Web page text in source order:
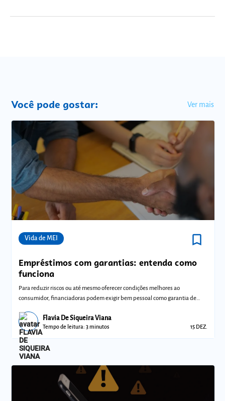
Você pode gostar: Ver mais
Vida de MEI bookmark_border
Empréstimos com garantias: entenda como
funciona
Para reduzir riscos ou até mesmo oferecer condições melhores ao
consumidor, financiadoras podem exigir bem pessoal como garantia de
Flavia De Siqueira Viana
Tempo de leitura: 3 minutos 15 DEZ.